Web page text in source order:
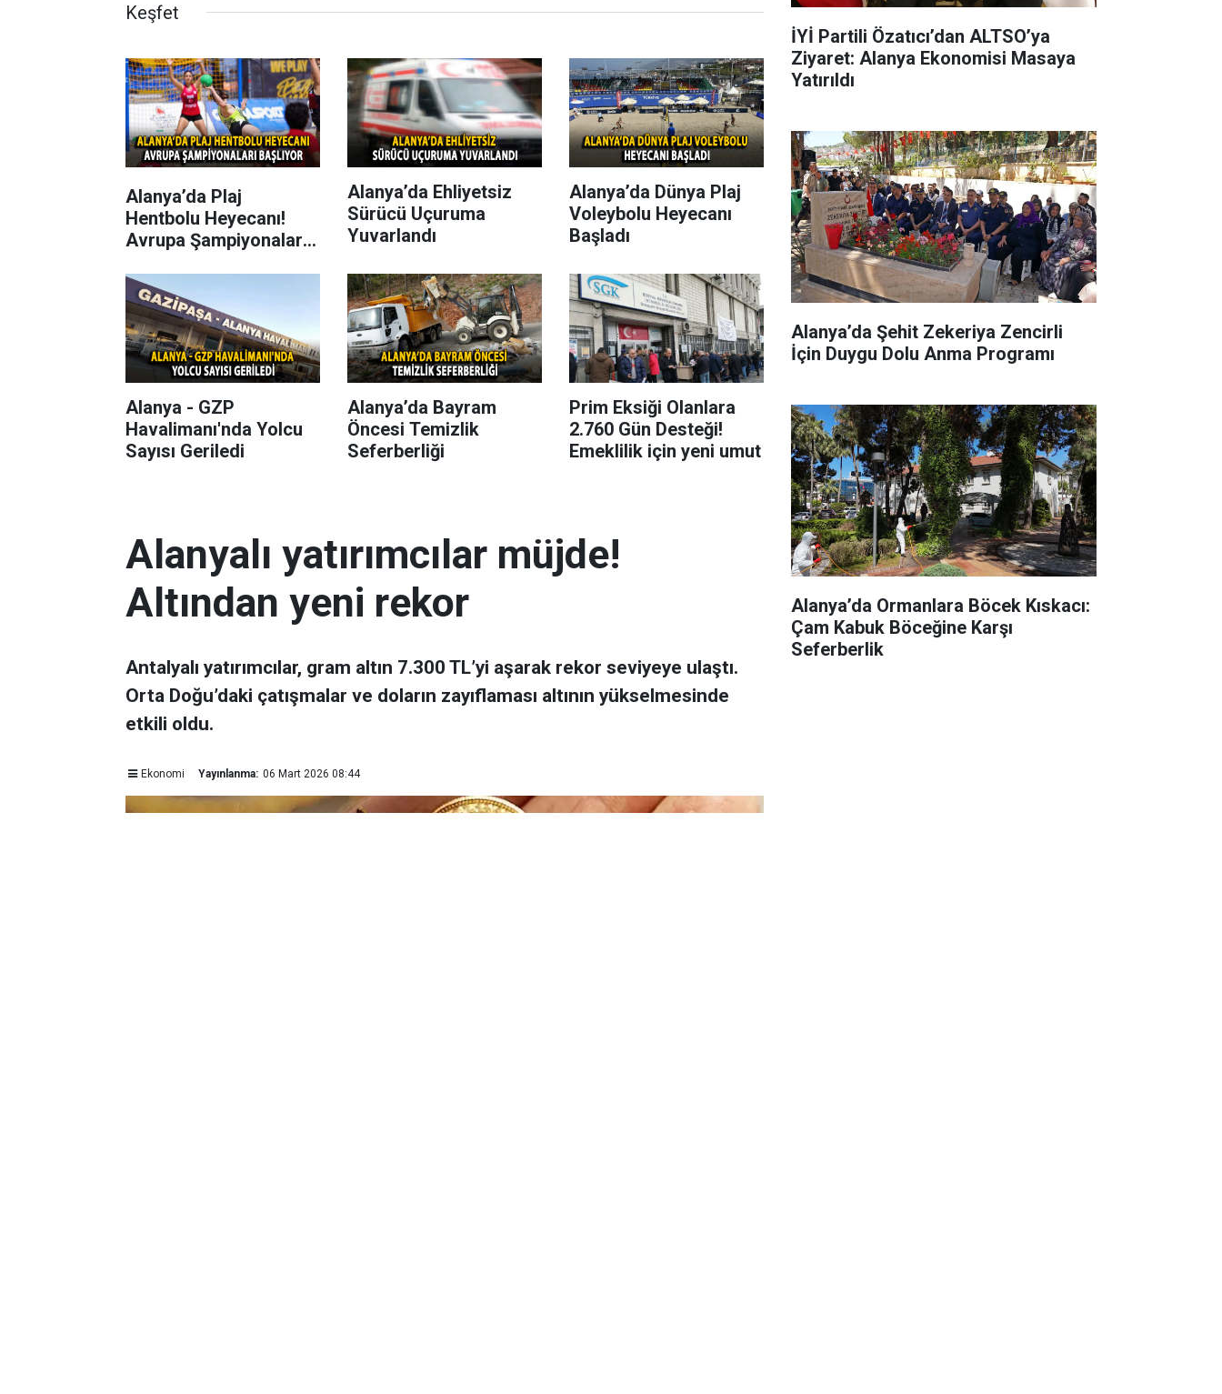
Keşfet
Alanya’da Plaj
Hentbolu Heyecanı!
Avrupa Şampiyonaları
Alanya’da Ehliyetsiz
Sürücü Uçuruma
Yuvarlandı
Alanya’da Dünya Plaj
Voleybolu Heyecanı
Başladı
Alanya - GZP
Havalimanı'nda Yolcu
Sayısı Geriledi
Alanya’da Bayram
Öncesi Temizlik
Seferberliği
Prim Eksiği Olanlara
2.760 Gün Desteği!
Emeklilik için yeni umut
Alanyalı yatırımcılar müjde!
Altından yeni rekor
Antalyalı yatırımcılar, gram altın 7.300 TL’yi aşarak rekor seviyeye ulaştı.
Orta Doğu’daki çatışmalar ve doların zayıflaması altının yükselmesinde
etkili oldu.
Ekonomi Yayınlanma: 06 Mart 2026 08:44
İYİ Partili Özatıcı’dan ALTSO’ya
Ziyaret: Alanya Ekonomisi Masaya
Yatırıldı
Alanya’da Şehit Zekeriya Zencirli
İçin Duygu Dolu Anma Programı
Alanya’da Ormanlara Böcek Kıskacı:
Çam Kabuk Böceğine Karşı
Seferberlik